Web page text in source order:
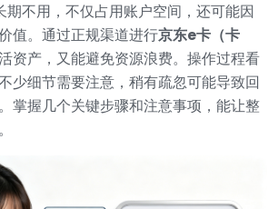
期不用，不仅占用账户空间，还可能因
值。通过正规渠道进行京东e卡（卡
资产，又能避免资源浪费。操作过程看
少细节需要注意，稍有疏忽可能导致回
掌握几个关键步骤和注意事项，能让整